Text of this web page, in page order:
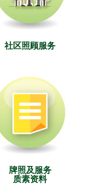
社区照顾服务
牌照及服务
质素资料